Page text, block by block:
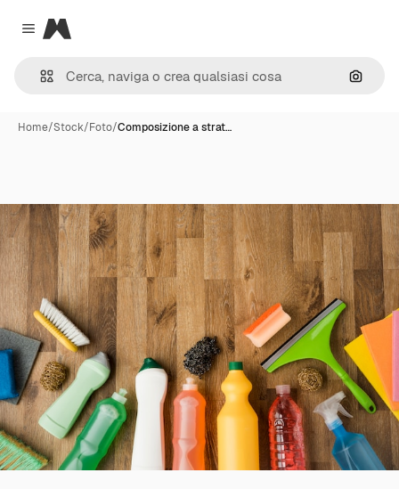
Close menu
Magnific
Cerca
Home/Stock/Foto/Composizione a strat…